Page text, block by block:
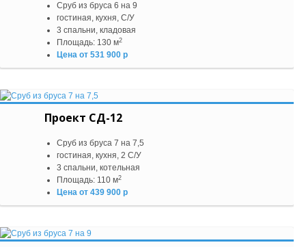
Сруб из бруса 6 на 9
гостиная, кухня, С/У
3 спальни, кладовая
Площадь: 130 м2
Цена от 531 900 р
Проект СД-12
Сруб из бруса 7 на 7,5
гостиная, кухня, 2 С/У
3 спальни, котельная
Площадь: 110 м2
Цена от 439 900 р